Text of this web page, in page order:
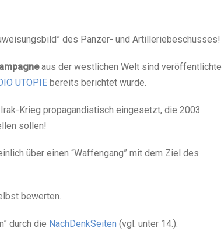
des Panzer- und Artilleriebeschusses!
aus der westlichen Welt sind veröffentlichte
UTOPIE bereits berichtet wurde.
Krieg propagandistisch eingesetzt, die 2003
sollen!
über einen “Waffengang” mit dem Ziel des
bewerten.
durch die NachDenkSeiten (vgl. unter 14.):